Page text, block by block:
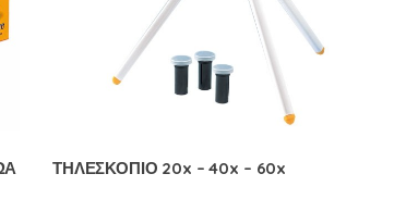
ΤΗΛΕΣΚΟΠΙΟ 20x – 40x – 60x